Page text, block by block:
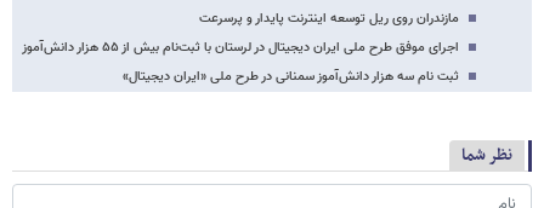
مازندران روی ریل توسعه اینترنت پایدار و پرسرعت
اجرای موفق طرح ملی ایران دیجیتال در لرستان با ثبت‌نام بیش از ۵۵ هزار دانش‌آموز
ثبت نام سه هزار دانش‌آموز سمنانی در طرح ملی «ایران دیجیتال»
نظر شما